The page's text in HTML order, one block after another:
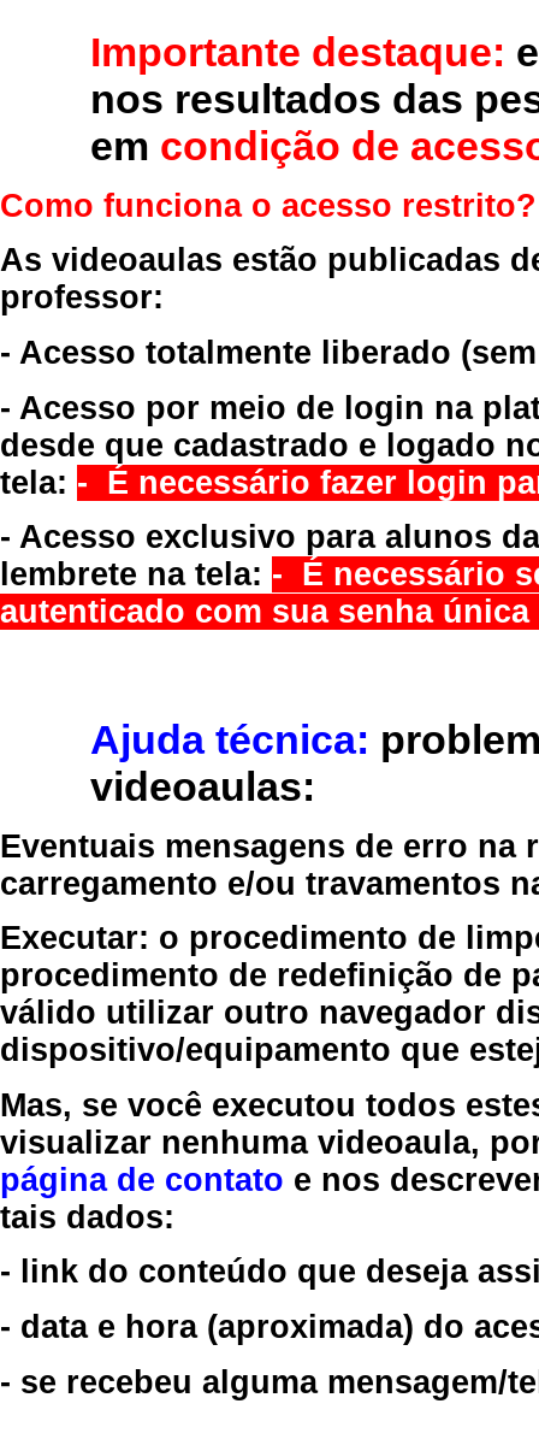
Importante destaque:
nos resultados das
em condição de
Como funciona o acesso restrito?
As videoaulas estão publicadas
professor:
- Acesso totalmente liberado
- Acesso por meio de login na
desde que cadastrado e logado
tela: - É necessário fazer login
- Acesso exclusivo para alunos
lembrete na tela: - É necessário
autenticado com sua senha
Ajuda técnica:
videoaulas:
Eventuais mensagens de erro
carregamento e/ou travamentos
Executar: o procedimento de
procedimento de redefinição de
válido utilizar outro navegador
dispositivo/equipamento que
Mas, se você executou todos
visualizar nenhuma videoaula,
página de contato e nos
tais dados:
- link do conteúdo que deseja
- data e hora (aproximada) do
- se recebeu alguma mensagem/